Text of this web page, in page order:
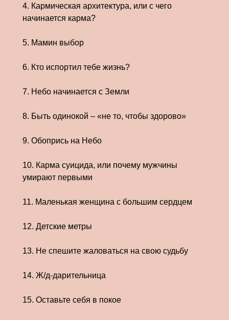
4. Кармическая архитектура, или с чего
начинается карма?
5. Мамин выбор
6. Кто испортил тебе жизнь?
7. Небо начинается с Земли
8. Быть одинокой – «не то, чтобы здорово»
9. Обопрись на Небо
10. Карма суицида, или почему мужчины
умирают первыми
11. Маленькая женщина с большим сердцем
12. Детские метры
13. Не спешите жаловаться на свою судьбу
14. Ж/д-дарительница
15. Оставьте себя в покое